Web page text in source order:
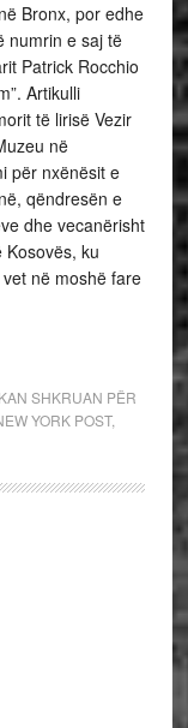
Bronx, por edhe
numrin e saj të
Patrick Rocchio
Artikulli
të lirisë Vezir
në
për nxënësit e
qëndresën e
dhe vecanërisht
ku
në moshë fare
SHKRUAN PËR
YORK POST,